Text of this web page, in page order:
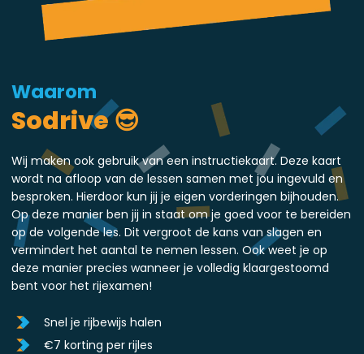
Waarom
Sodrive 😎
Wij maken ook gebruik van een instructiekaart. Deze kaart
wordt na afloop van de lessen samen met jou ingevuld en
besproken. Hierdoor kun jij je eigen vorderingen bijhouden.
Op deze manier ben jij in staat om je goed voor te bereiden
op de volgende les. Dit vergroot de kans van slagen en
vermindert het aantal te nemen lessen. Ook weet je op
deze manier precies wanneer je volledig klaargestoomd
bent voor het rijexamen!
Snel je rijbewijs halen
€7 korting per rijles